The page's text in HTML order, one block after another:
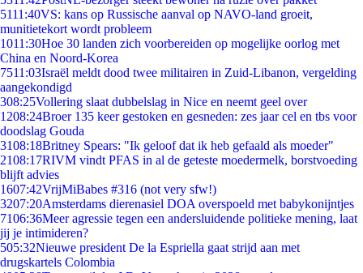
5111:40VS: kans op Russische aanval op NAVO-land groeit,
munitietekort wordt probleem
1011:30Hoe 30 landen zich voorbereiden op mogelijke oorlog met
China en Noord-Korea
7511:03Israël meldt dood twee militairen in Zuid-Libanon, vergelding
aangekondigd
308:25Vollering slaat dubbelslag in Nice en neemt geel over
1208:24Broer 135 keer gestoken en gesneden: zes jaar cel en tbs voor
doodslag Gouda
3108:18Britney Spears: "Ik geloof dat ik heb gefaald als moeder"
2108:17RIVM vindt PFAS in al de geteste moedermelk, borstvoeding
blijft advies
1607:42VrijMiBabes #316 (not very sfw!)
3207:20Amsterdams dierenasiel DOA overspoeld met babykonijntjes
7106:36Meer agressie tegen een andersluidende politieke mening, laat
jij je intimideren?
505:32Nieuwe president De la Espriella gaat strijd aan met
drugskartels Colombia